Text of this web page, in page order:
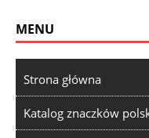
MENU
Strona główna
Katalog znaczków